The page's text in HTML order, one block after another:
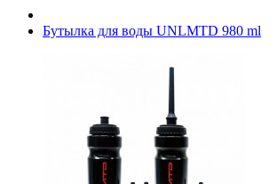
Бутылка для воды UNLMTD 980 ml